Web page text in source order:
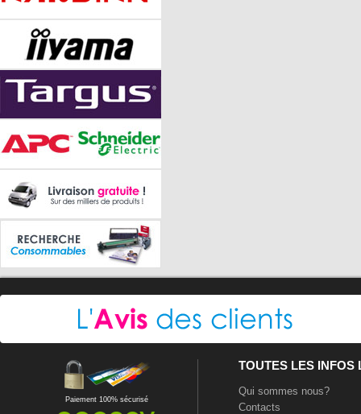
Paiement 100% sécurisé
TOUTES LES INFOS
Qui sommes nous?
Contacts